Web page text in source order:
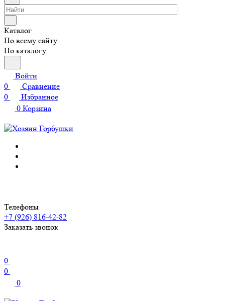
Каталог
По всему сайту
По каталогу
Войти
0
Сравнение
0
Избранное
0 Корзина
Телефоны
+7 (926) 816-42-82
Заказать звонок
0
0
0